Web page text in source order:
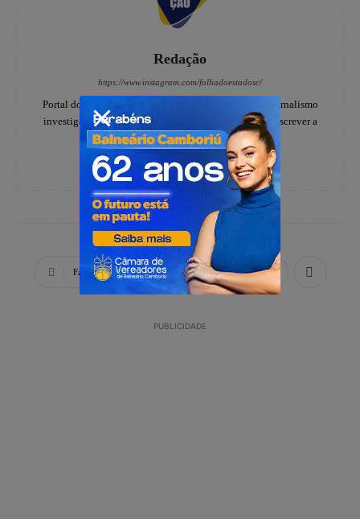
Redação
https://www.instagram.com/folhadoestadosc/
Portal do notícias Folha do Estado especializado em jornalismo
investigativo e de denúncias, há 20 anos, ajudando a escrever a
história dos catarinenses.
Facebook X WhatsApp
PUBLICIDADE